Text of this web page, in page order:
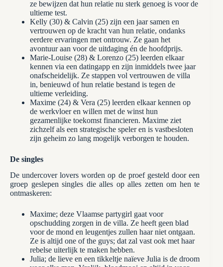
ze bewijzen dat hun relatie nu sterk genoeg is voor de
ultieme test.
Kelly (30) & Calvin (25) zijn een jaar samen en
vertrouwen op de kracht van hun relatie, ondanks
eerdere ervaringen met ontrouw. Ze gaan het
avontuur aan voor de uitdaging én de hoofdprijs.
Marie-Louise (28) & Lorenzo (25) leerden elkaar
kennen via een datingapp en zijn inmiddels twee jaar
onafscheidelijk. Ze stappen vol vertrouwen de villa
in, benieuwd of hun relatie bestand is tegen de
ultieme verleiding.
Maxime (24) & Vera (25) leerden elkaar kennen op
de werkvloer en willen met de winst hun
gezamenlijke toekomst financieren. Maxime ziet
zichzelf als een strategische speler en is vastbesloten
zijn geheim zo lang mogelijk verborgen te houden.
De singles
De undercover lovers worden op de proef gesteld door een
groep geslepen singles die alles op alles zetten om hen te
ontmaskeren:
Maxime; deze Vlaamse partygirl gaat voor
opschudding zorgen in de villa. Ze heeft geen blad
voor de mond en leugentjes zullen haar niet ontgaan.
Ze is altijd one of the guys; dat zal vast ook met haar
rebelse uiterlijk te maken hebben.
Julia; de lieve en een tikkeltje naïeve Julia is de droom